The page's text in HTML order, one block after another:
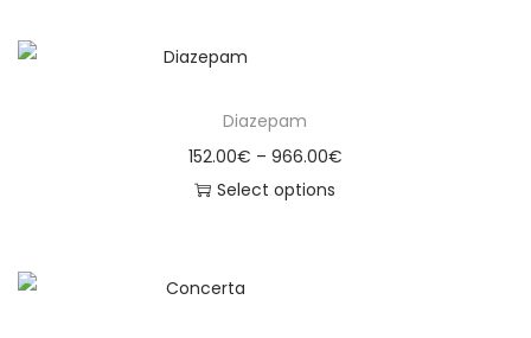
Diazepam
152.00€ – 966.00€
Select options